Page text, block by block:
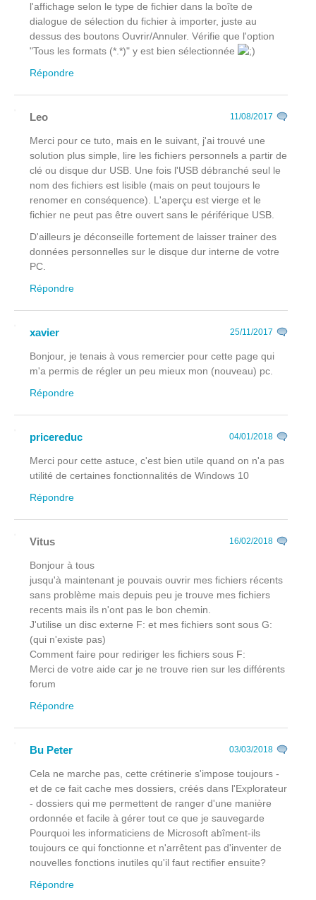
l'affichage selon le type de fichier dans la boîte de
dialogue de sélection du fichier à importer, juste au
dessus des boutons Ouvrir/Annuler. Vérifie que l'option
"Tous les formats (*.*)" y est bien sélectionnée
Répondre
Leo 11/08/2017
Merci pour ce tuto, mais en le suivant, j'ai trouvé une
solution plus simple, lire les fichiers personnels a partir de
clé ou disque dur USB. Une fois l'USB débranché seul le
nom des fichiers est lisible (mais on peut toujours le
renomer en conséquence). L'aperçu est vierge et le
fichier ne peut pas être ouvert sans le périférique USB.
D'ailleurs je déconseille fortement de laisser trainer des
données personnelles sur le disque dur interne de votre
PC.
Répondre
xavier 25/11/2017
Bonjour, je tenais à vous remercier pour cette page qui
m'a permis de régler un peu mieux mon (nouveau) pc.
Répondre
pricereduc 04/01/2018
Merci pour cette astuce, c'est bien utile quand on n'a pas
utilité de certaines fonctionnalités de Windows 10
Répondre
Vitus 16/02/2018
Bonjour à tous
jusqu'à maintenant je pouvais ouvrir mes fichiers récents
sans problème mais depuis peu je trouve mes fichiers
recents mais ils n'ont pas le bon chemin.
J'utilise un disc externe F: et mes fichiers sont sous G:
(qui n'existe pas)
Comment faire pour rediriger les fichiers sous F:
Merci de votre aide car je ne trouve rien sur les différents
forum
Répondre
Bu Peter 03/03/2018
Cela ne marche pas, cette crétinerie s'impose toujours -
et de ce fait cache mes dossiers, créés dans l'Explorateur
- dossiers qui me permettent de ranger d'une manière
ordonnée et facile à gérer tout ce que je sauvegarde
Pourquoi les informaticiens de Microsoft abîment-ils
toujours ce qui fonctionne et n'arrêtent pas d'inventer de
nouvelles fonctions inutiles qu'il faut rectifier ensuite?
Répondre